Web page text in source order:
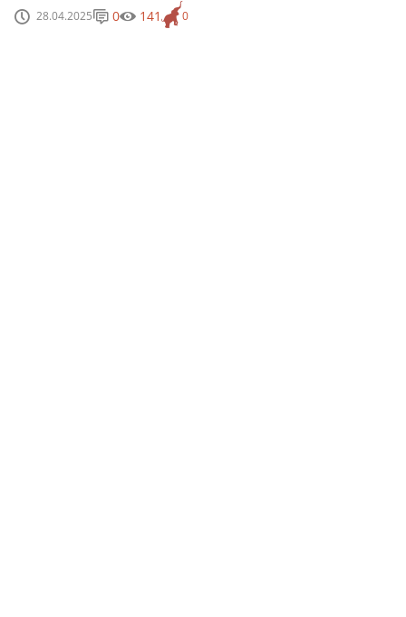
28.04.2025 0
0 141